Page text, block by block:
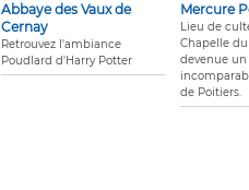
Abbaye des Vaux de
Cernay
Retrouvez l'ambiance
Poudlard d'Harry Potter
Mercure
Lieu de
Chapelle
devenue
de Poitiers.